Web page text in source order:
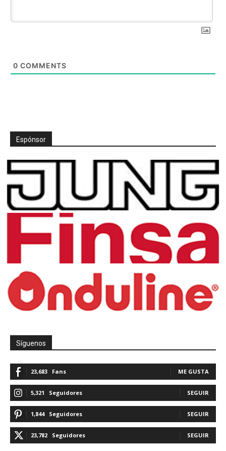
0 COMMENTS
Espónsor
Síguenos
23,683 Fans ME GUSTA
5,321 Seguidores SEGUIR
1,844 Seguidores SEGUIR
23,782 Seguidores SEGUIR